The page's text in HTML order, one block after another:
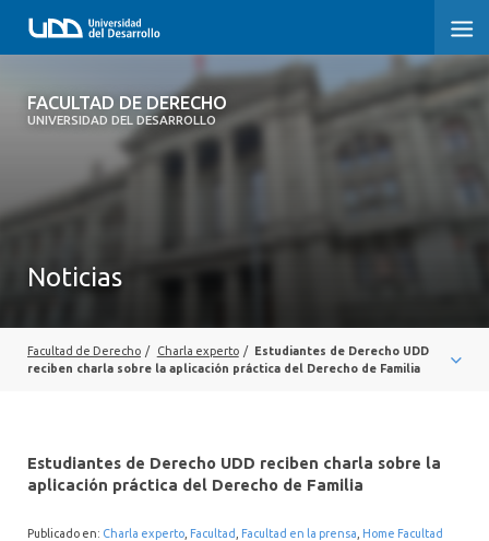
FACULTAD DE DERECHO
UNIVERSIDAD DEL DESARROLLO
FACULTAD DE DERECHO
SOBRE LA FACULTAD
PROFESORES
INTERNACIONAL
Noticias
Facultad de Derecho / Charla experto / Estudiantes de Derecho UDD
reciben charla sobre la aplicación práctica del Derecho de Familia
Estudiantes de Derecho UDD reciben charla sobre la
aplicación práctica del Derecho de Familia
Publicado en: Charla experto Facultad Facultad en la prensa Home Facultad